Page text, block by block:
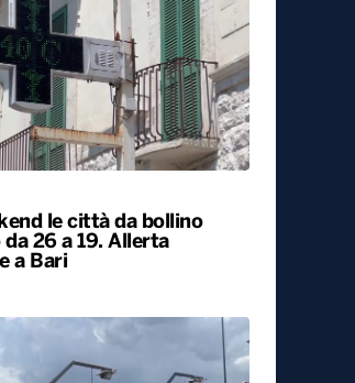
le città da bollino
26 a 19. Allerta
a Bari